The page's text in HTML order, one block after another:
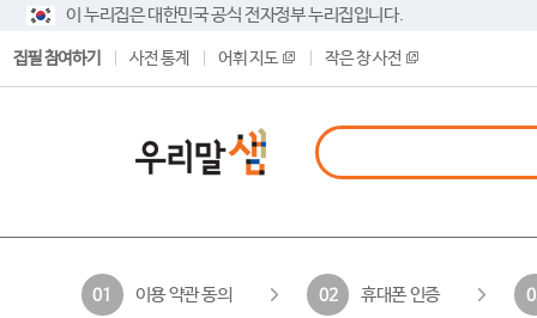
이 누리집은 대한민국 공식 전자정부 누리집입니다.
집필 참여하기 사전 통계 어휘 지도 작은 창 사전
01 이용 약관 동의 02 휴대폰 인증